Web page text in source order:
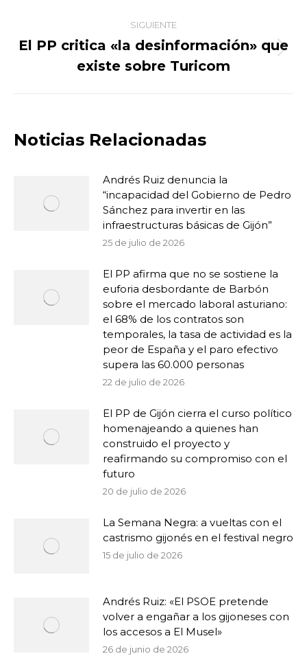
SIGUIENTE
Publicación
siguiente:
El PP critica «la desinformación» que
existe sobre Turicom
Noticias Relacionadas
Andrés Ruiz denuncia la
“incapacidad del Gobierno de Pedro
Sánchez para invertir en las
infraestructuras básicas de Gijón”
25 de julio de 2026
El PP afirma que no se sostiene la
euforia desbordante de Barbón
sobre el mercado laboral asturiano:
el 68% de los contratos son
temporales, la tasa de actividad es la
peor de España y el paro efectivo
supera las 60.000 personas
22 de julio de 2026
El PP de Gijón cierra el curso político
homenajeando a quienes han
construido el proyecto y
reafirmando su compromiso con el
futuro
20 de julio de 2026
La Semana Negra: a vueltas con el
castrismo gijonés en el festival negro
15 de julio de 2026
Andrés Ruiz: «El PSOE pretende
volver a engañar a los gijoneses con
los accesos a El Musel»
26 de junio de 2026